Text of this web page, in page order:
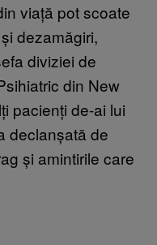
viață pot scoate
dezamăgiri,
diviziei de
din New
pacienți de-ai lui
declanșată de
și amintirile care